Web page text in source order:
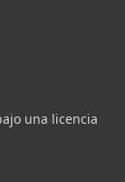
una licencia